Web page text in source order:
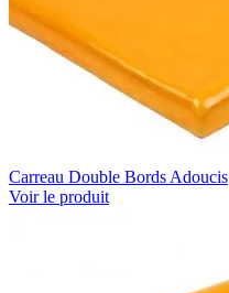
Carreau Double Bords Adoucis
Voir le produit